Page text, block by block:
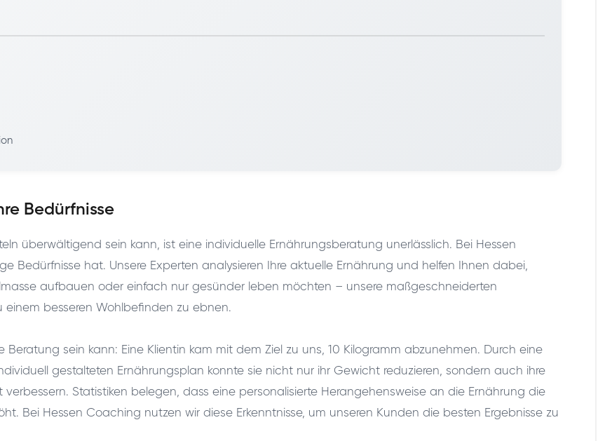
Bedürfnisse
überwältigend sein kann, ist eine individuelle Ernährungsberatung unerlässlich. Bei Hessen
Bedürfnisse hat. Unsere Experten analysieren Ihre aktuelle Ernährung und helfen Ihnen dabei,
aufbauen oder einfach nur gesünder leben möchten – unsere maßgeschneiderten
besseren Wohlbefinden zu ebnen.
Beratung sein kann: Eine Klientin kam mit dem Ziel zu uns, 10 Kilogramm abzunehmen. Durch eine
gestalteten Ernährungsplan konnte sie nicht nur ihr Gewicht reduzieren, sondern auch ihre
Statistiken belegen, dass eine personalisierte Herangehensweise an die Ernährung die
Bei Hessen Coaching nutzen wir diese Erkenntnisse, um unseren Kunden die besten Ergebnisse zu